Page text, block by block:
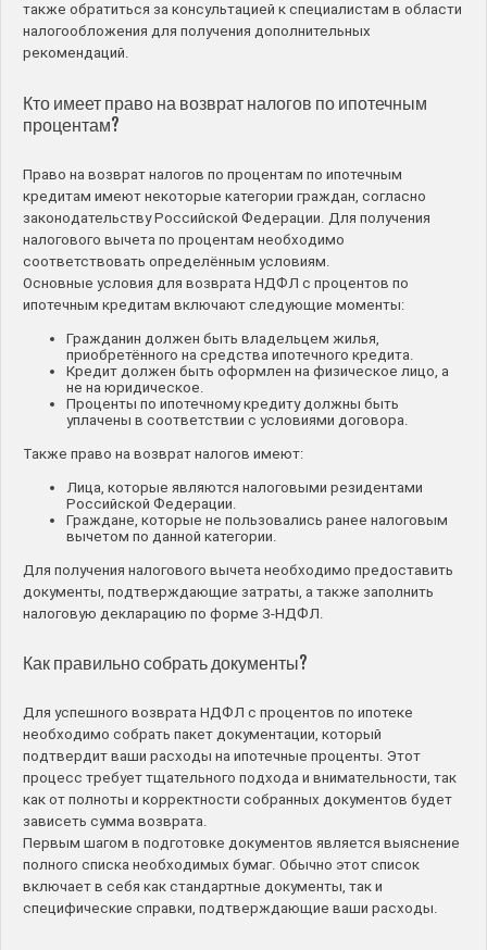
также обратиться за консультацией к специалистам в области
налогообложения для получения дополнительных
рекомендаций.
Кто имеет право на возврат налогов по ипотечным
процентам?
Право на возврат налогов по процентам по ипотечным
кредитам имеют некоторые категории граждан, согласно
законодательству Российской Федерации. Для получения
налогового вычета по процентам необходимо
соответствовать определённым условиям.
Основные условия для возврата НДФЛ с процентов по
ипотечным кредитам включают следующие моменты:
Гражданин должен быть владельцем жилья,
приобретённого на средства ипотечного кредита.
Кредит должен быть оформлен на физическое лицо, а
не на юридическое.
Проценты по ипотечному кредиту должны быть
уплачены в соответствии с условиями договора.
Также право на возврат налогов имеют:
Лица, которые являются налоговыми резидентами
Российской Федерации.
Граждане, которые не пользовались ранее налоговым
вычетом по данной категории.
Для получения налогового вычета необходимо предоставить
документы, подтверждающие затраты, а также заполнить
налоговую декларацию по форме 3-НДФЛ.
Как правильно собрать документы?
Для успешного возврата НДФЛ с процентов по ипотеке
необходимо собрать пакет документации, который
подтвердит ваши расходы на ипотечные проценты. Этот
процесс требует тщательного подхода и внимательности, так
как от полноты и корректности собранных документов будет
зависеть сумма возврата.
Первым шагом в подготовке документов является выяснение
полного списка необходимых бумаг. Обычно этот список
включает в себя как стандартные документы, так и
специфические справки, подтверждающие ваши расходы.